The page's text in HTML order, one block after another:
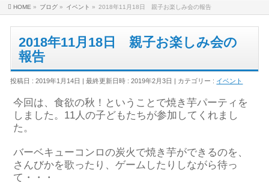
HOME » ブログ » イベント » 2018年11月18日 親子お楽しみ会の報告
2018年11月18日 親子お楽しみ会の
報告
投稿日 : 2019年1月14日 最終更新日時 : 2019年2月3日 カテゴリー : イベント
今回は、食欲の秋！ということで焼き芋パーティを
しました。11人の子どもたちが参加してくれまし
た。
バーベキューコンロの炭火で焼き芋ができるのを、
さんびかを歌ったり、ゲームしたりしながら待っ
て・・・